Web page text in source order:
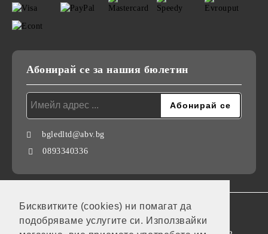
Бисквитките (cookies) ни помагат да
подобряваме услугите си. Използвайки
Абонирай се за нашия бюлетин
bgledltd@abv.bg
0893340336
GDPR